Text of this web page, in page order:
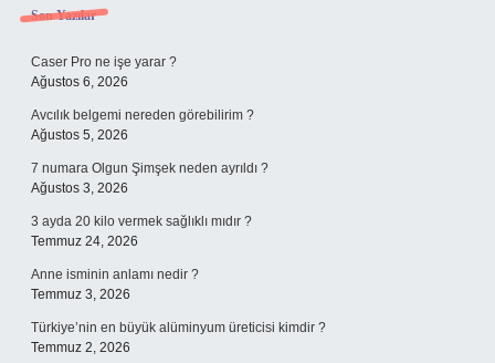
Sidebar
Son Yazılar
Caser Pro ne işe yarar ?
Ağustos 6, 2026
Avcılık belgemi nereden görebilirim ?
Ağustos 5, 2026
7 numara Olgun Şimşek neden ayrıldı ?
Ağustos 3, 2026
3 ayda 20 kilo vermek sağlıklı mıdır ?
Temmuz 24, 2026
Anne isminin anlamı nedir ?
Temmuz 3, 2026
Türkiye’nin en büyük alüminyum üreticisi kimdir ?
Temmuz 2, 2026